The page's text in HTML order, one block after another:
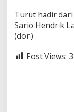
Turut hadir dari
Sario Hendrik
(don)
Post Views: